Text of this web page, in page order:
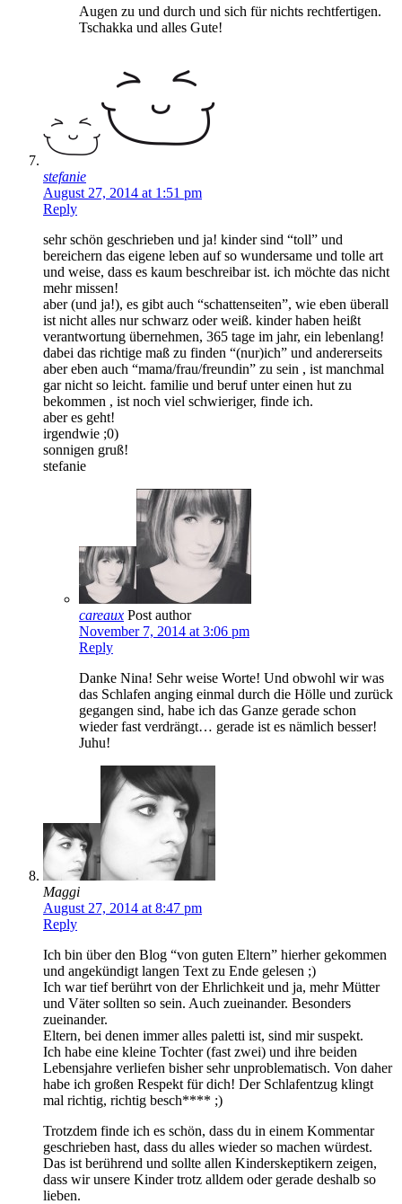
Augen zu und durch und sich für nichts rechtfertigen.
Tschakka und alles Gute!
stefanie
August 27, 2014 at 1:51 pm
Reply
sehr schön geschrieben und ja! kinder sind “toll” und
bereichern das eigene leben auf so wundersame und tolle art
und weise, dass es kaum beschreibar ist. ich möchte das nicht
mehr missen!
aber (und ja!), es gibt auch “schattenseiten”, wie eben überall
ist nicht alles nur schwarz oder weiß. kinder haben heißt
verantwortung übernehmen, 365 tage im jahr, ein lebenlang!
dabei das richtige maß zu finden “(nur)ich” und andererseits
aber eben auch “mama/frau/freundin” zu sein , ist manchmal
gar nicht so leicht. familie und beruf unter einen hut zu
bekommen , ist noch viel schwieriger, finde ich.
aber es geht!
irgendwie ;0)
sonnigen gruß!
stefanie
careaux Post author
November 7, 2014 at 3:06 pm
Reply
Danke Nina! Sehr weise Worte! Und obwohl wir was
das Schlafen anging einmal durch die Hölle und zurück
gegangen sind, habe ich das Ganze gerade schon
wieder fast verdrängt… gerade ist es nämlich besser!
Juhu!
Maggi
August 27, 2014 at 8:47 pm
Reply
Ich bin über den Blog “von guten Eltern” hierher gekommen
und angekündigt langen Text zu Ende gelesen ;)
Ich war tief berührt von der Ehrlichkeit und ja, mehr Mütter
und Väter sollten so sein. Auch zueinander. Besonders
zueinander.
Eltern, bei denen immer alles paletti ist, sind mir suspekt.
Ich habe eine kleine Tochter (fast zwei) und ihre beiden
Lebensjahre verliefen bisher sehr unproblematisch. Von daher
habe ich großen Respekt für dich! Der Schlafentzug klingt
mal richtig, richtig besch**** ;)
Trotzdem finde ich es schön, dass du in einem Kommentar
geschrieben hast, dass du alles wieder so machen würdest.
Das ist berührend und sollte allen Kinderskeptikern zeigen,
dass wir unsere Kinder trotz alldem oder gerade deshalb so
lieben.